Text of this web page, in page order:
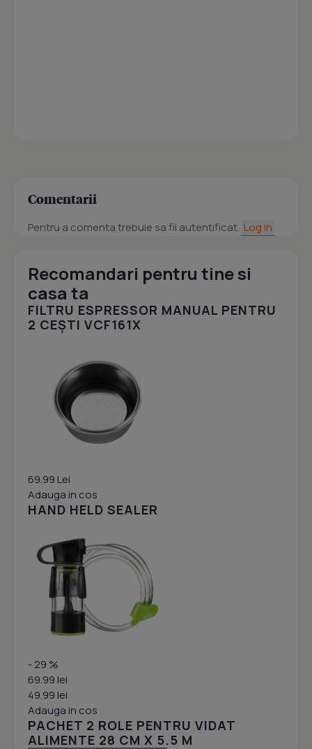
Comentarii
Pentru a comenta trebuie sa fii autentificat. Log in
Recomandari pentru tine si
casa ta
FILTRU ESPRESSOR MANUAL PENTRU
2 CEȘTI VCF161X
69.99 Lei
Adauga in cos
HAND HELD SEALER
- 29 %
69.99 lei
49.99 lei
Adauga in cos
PACHET 2 ROLE PENTRU VIDAT
ALIMENTE 28 CM X 5.5 M